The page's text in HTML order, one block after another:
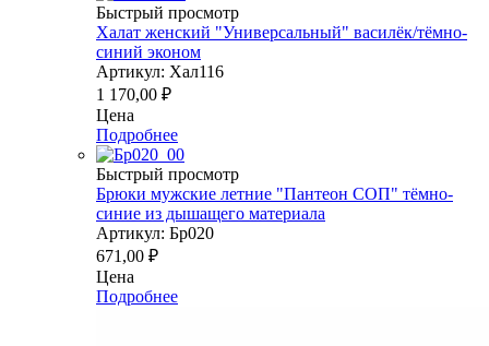
Быстрый просмотр
Халат женский "Универсальный" василёк/тёмно-
синий эконом
Артикул: Хал116
1 170,00 ₽
Цена
Подробнее
Быстрый просмотр
Брюки мужские летние "Пантеон СОП" тёмно-
синие из дышащего материала
Артикул: Бр020
671,00 ₽
Цена
Подробнее